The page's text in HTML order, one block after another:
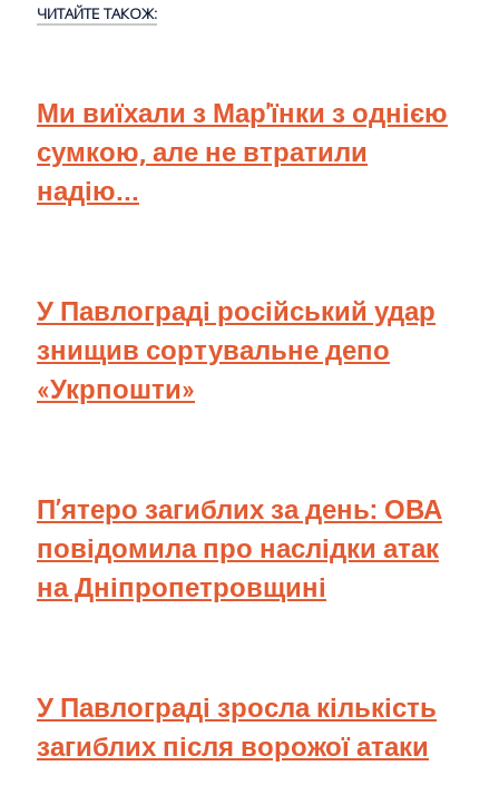
ЧИТАЙТЕ ТАКОЖ:
Ми виїхали з Мар'їнки з однією
сумкою, але не втратили
надію...
У Павлограді російський удар
знищив сортувальне депо
«Укрпошти»
П’ятеро загиблих за день: ОВА
повідомила про наслідки атак
на Дніпропетровщині
У Павлограді зросла кількість
загиблих після ворожої атаки